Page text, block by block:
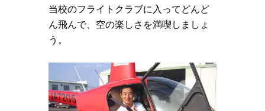
当校のフライトクラブに入ってどんど
ん飛んで、空の楽しさを満喫しましょ
う。